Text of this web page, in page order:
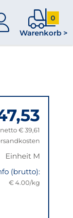
0
Warenkorb >
0
im
€ 39,61
Einheit M
(brutto):
€ 4.00/kg